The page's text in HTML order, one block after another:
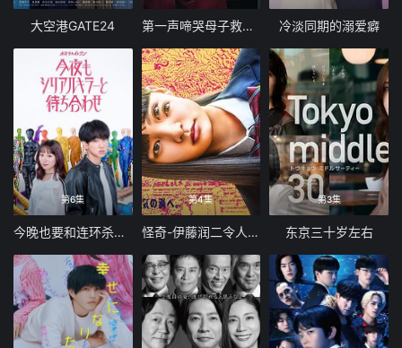
大空港GATE24 第一声啼哭母子救命急救班 冷淡同期的溺爱癖
第6集
今晚也要和连环杀手约会
第4集
怪奇-伊藤润二令人彻夜难眠的奇异故事
第3集
东京三十岁左右